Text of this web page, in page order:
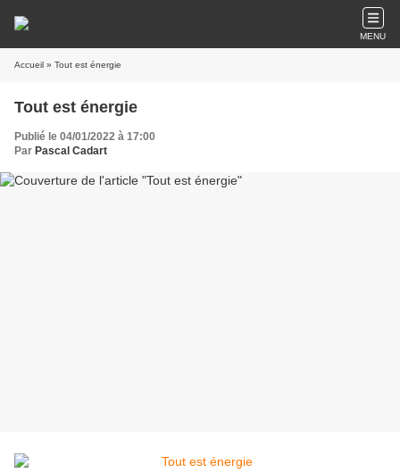
MENU
Accueil » Tout est énergie
Tout est énergie
Publié le 04/01/2022 à 17:00
Par Pascal Cadart